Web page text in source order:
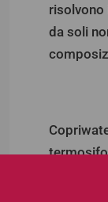
risolvono
da soli